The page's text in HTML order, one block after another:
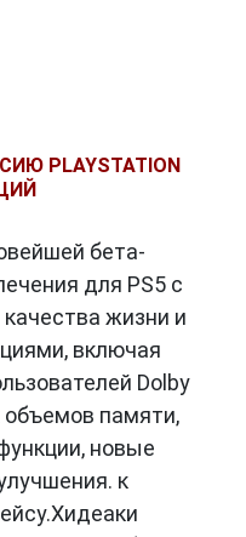
PLAYSTATION
бета-
для PS5 с
жизни и
включая
Dolby
памяти,
новые
к